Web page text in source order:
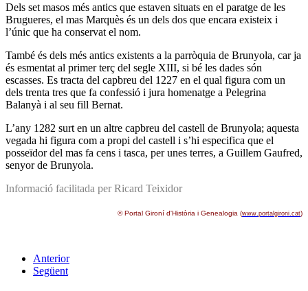
Dels set masos més antics que estaven situats en el paratge de les
Brugueres, el mas Marquès és un dels dos que encara existeix i
l’únic que ha conservat el nom.
També és dels més antics existents a la parròquia de Brunyola, car ja
és esmentat al primer terç del segle XIII, si bé les dades són
escasses. Es tracta del capbreu del 1227 en el qual figura com un
dels trenta tres que fa confessió i jura homenatge a Pelegrina
Balanyà i al seu fill Bernat.
L’any 1282 surt en un altre capbreu del castell de Brunyola; aquesta
vegada hi figura com a propi del castell i s’hi especifica que el
posseïdor del mas fa cens i tasca, per unes terres, a Guillem Gaufred,
senyor de Brunyola.
Informació facilitada per Ricard Teixidor
© Portal Gironí d'Història i Genealogia (www.portalgironi.cat)
Anterior
Següent